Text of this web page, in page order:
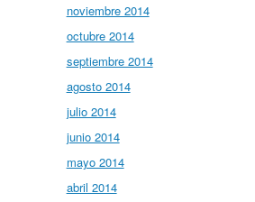
noviembre 2014
octubre 2014
septiembre 2014
agosto 2014
julio 2014
junio 2014
mayo 2014
abril 2014